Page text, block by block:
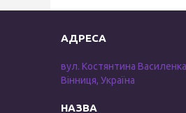
вул. Костянтина
Вінниця, Україна